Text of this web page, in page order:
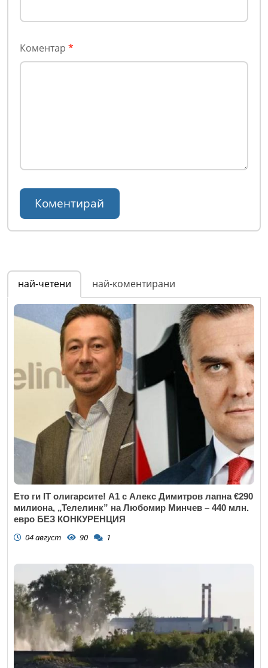
Коментар *
най-четени най-коментирани
Ето ги IT олигарсите! А1 с Алекс Димитров лапна €290
милиона, „Телелинк” на Любомир Минчев – 440 млн.
евро БЕЗ КОНКУРЕНЦИЯ
04 август 90 1